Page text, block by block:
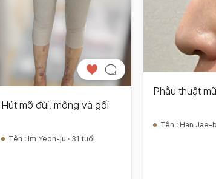
Hút mỡ đùi, mông và gối
Tên : Im Yeon-ju · 31 tuổi
Phẫu thuật
Tên : Han Jae-